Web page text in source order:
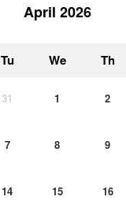
April 2026
Tu We Th
31 1 2
7 8 9
14 15 16